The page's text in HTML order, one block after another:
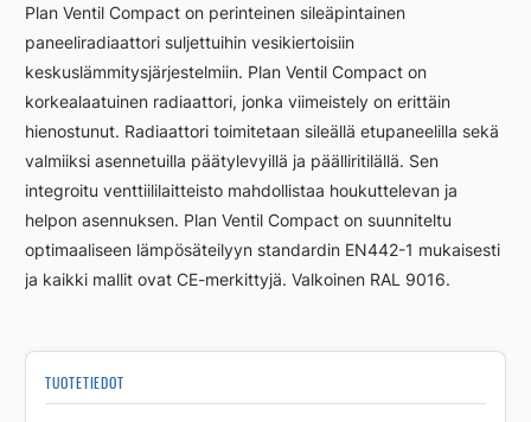
FCV33
200
1800
määrä
Plan Ventil Compact on perinteinen sileäpintainen
paneeliradiaattori suljettuihin vesikiertoisiin
keskuslämmitysjärjestelmiin. Plan Ventil Compact on
korkealaatuinen radiaattori, jonka viimeistely on erittäin
hienostunut. Radiaattori toimitetaan sileällä etupaneelilla sekä
valmiiksi asennetuilla päätylevyillä ja päälliritilällä. Sen
integroitu venttiililaitteisto mahdollistaa houkuttelevan ja
helpon asennuksen. Plan Ventil Compact on suunniteltu
optimaaliseen lämpösäteilyyn standardin EN442-1 mukaisesti
ja kaikki mallit ovat CE-merkittyjä. Valkoinen RAL 9016.
TUOTETIEDOT